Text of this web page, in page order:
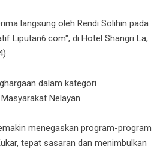
langsung oleh Rendi Solihin pada
Liputan6.com", di Hotel Shangri La,
dalam kategori
Nelayan.
menegaskan program-program
tepat sasaran dan menimbulkan